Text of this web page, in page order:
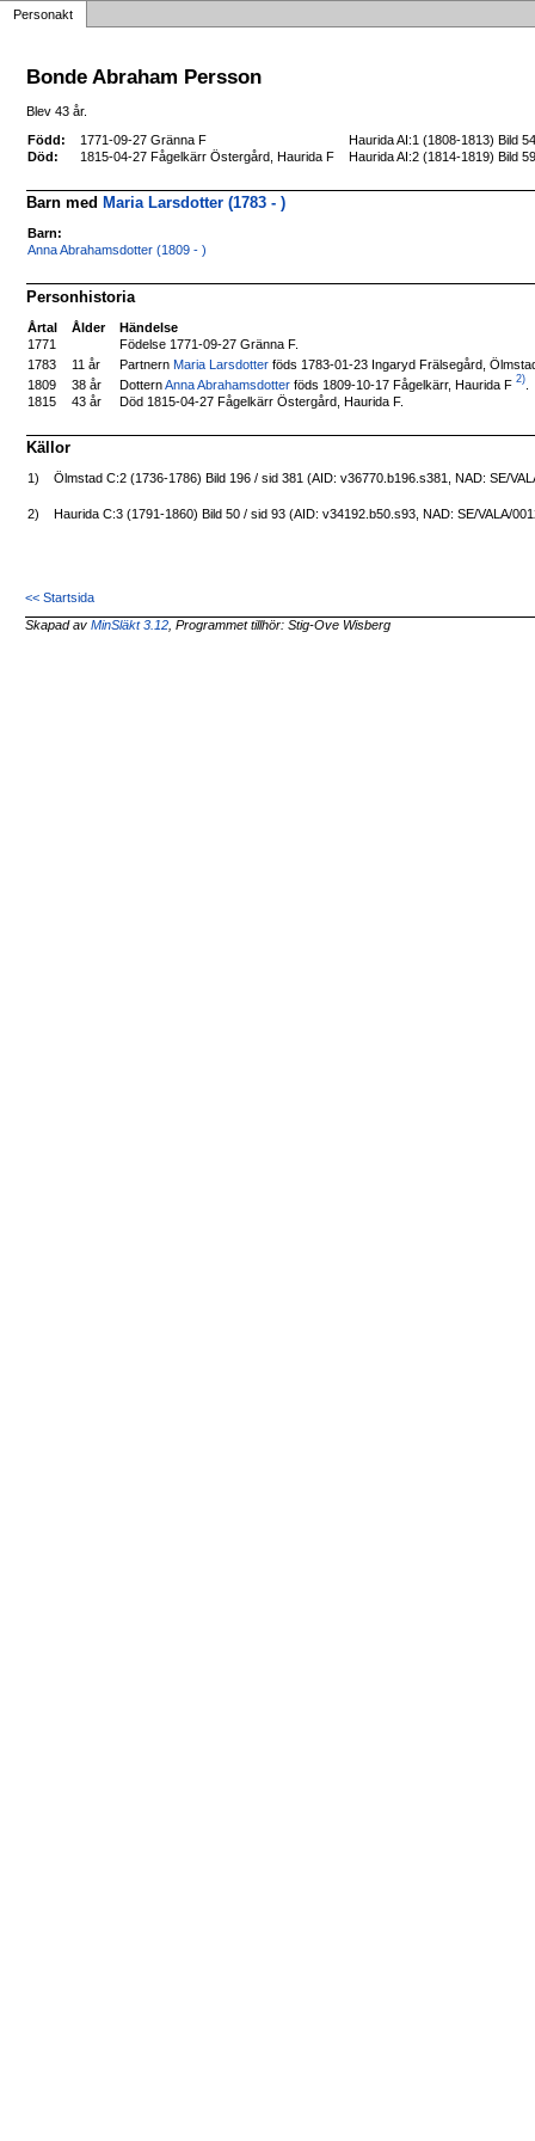
Personakt
Bonde Abraham Persson
Blev 43 år.
Född:
1771-09-27 Gränna F
Haurida AI:1 (1808-1813) Bild
Död:
1815-04-27 Fågelkärr Östergård, Haurida F Haurida AI:2 (1814-1819) Bild
Barn med Maria Larsdotter (1783 - )
Barn:
Anna Abrahamsdotter (1809 - )
Personhistoria
Årtal Ålder
Händelse
1771
Födelse 1771-09-27 Gränna F.
1783
11 år PartnernMaria Larsdotter föds 1783-01-23 Ingaryd Frälsegård,
1809
38 år Dottern Anna Abrahamsdotter föds 1809-10-17 Fågelkärr, Haurida F 2)
1815
43 år Död 1815-04-27 Fågelkärr Östergård, Haurida F.
Källor
1) Ölmstad C:2 (1736-1786) Bild 196 / sid 381 (AID: v36770.b196.s381, NAD: SE/
2) Haurida C:3 (1791-1860) Bild 50 / sid 93 (AID: v34192.b50.s93, NAD: SE/VALA/
<< Startsida
Skapad avMinSläkt 3.12 , Programmet tillhör: Stig-Ove Wisberg